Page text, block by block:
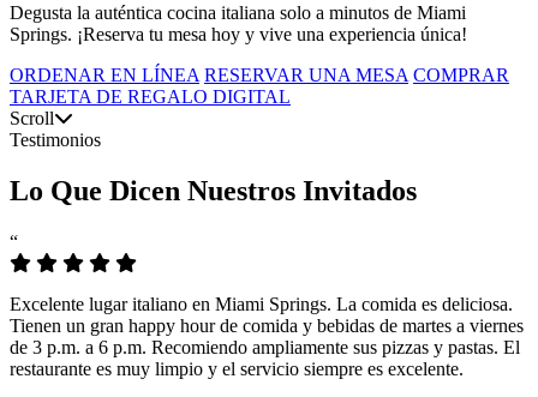
Degusta la auténtica cocina italiana solo a minutos de Miami
Springs. ¡Reserva tu mesa hoy y vive una experiencia única!
ORDENAR EN LÍNEA RESERVAR UNA MESA COMPRAR
TARJETA DE REGALO DIGITAL
Scroll
Testimonios
Lo Que Dicen Nuestros Invitados
“
Excelente lugar italiano en Miami Springs. La comida es deliciosa.
Tienen un gran happy hour de comida y bebidas de martes a viernes
de 3 p.m. a 6 p.m. Recomiendo ampliamente sus pizzas y pastas. El
restaurante es muy limpio y el servicio siempre es excelente.